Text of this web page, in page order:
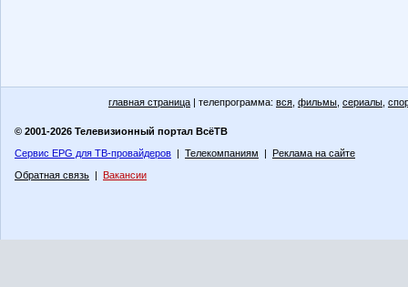
главная страница | телепрограмма: вся фильмы сериалы
© 2001-2026 Телевизионный портал ВсёТВ
Сервис EPG для ТВ-провайдеров | Телекомпаниям | Реклама на сайте
Обратная связь | Вакансии